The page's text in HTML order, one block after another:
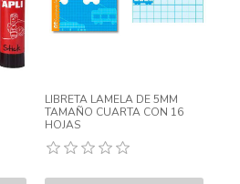
LIBRETA LAMELA DE 5MM
TAMAÑO CUARTA CON 16
HOJAS